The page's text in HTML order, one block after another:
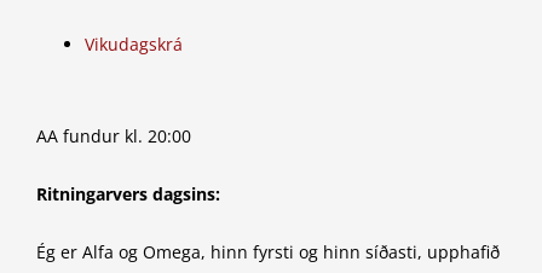
Vikudagskrá
AA fundur kl. 20:00
Ritningarvers dagsins:
Ég er Alfa og Omega, hinn fyrsti og hinn síðasti, upphafið